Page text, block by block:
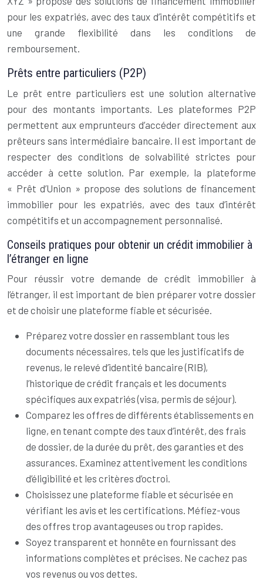
pour les expatriés, avec des taux d’intérêt compétitifs et
une grande flexibilité dans les conditions de
remboursement.
Prêts entre particuliers (P2P)
Le prêt entre particuliers est une solution alternative
pour des montants importants. Les plateformes P2P
permettent aux emprunteurs d’accéder directement aux
prêteurs sans intermédiaire bancaire. Il est important de
respecter des conditions de solvabilité strictes pour
accéder à cette solution. Par exemple, la plateforme
« Prêt d’Union » propose des solutions de financement
immobilier pour les expatriés, avec des taux d’intérêt
compétitifs et un accompagnement personnalisé.
Conseils pratiques pour obtenir un crédit immobilier à
l’étranger en ligne
Pour réussir votre demande de crédit immobilier à
l’étranger, il est important de bien préparer votre dossier
et de choisir une plateforme fiable et sécurisée.
Préparez votre dossier en rassemblant tous les
documents nécessaires, tels que les justificatifs de
revenus, le relevé d’identité bancaire (RIB),
l’historique de crédit français et les documents
spécifiques aux expatriés (visa, permis de séjour).
Comparez les offres de différents établissements en
ligne, en tenant compte des taux d’intérêt, des frais
de dossier, de la durée du prêt, des garanties et des
assurances. Examinez attentivement les conditions
d’éligibilité et les critères d’octroi.
Choisissez une plateforme fiable et sécurisée en
vérifiant les avis et les certifications. Méfiez-vous
des offres trop avantageuses ou trop rapides.
Soyez transparent et honnête en fournissant des
informations complètes et précises. Ne cachez pas
vos revenus ou vos dettes.